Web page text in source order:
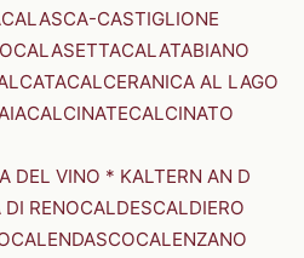
CALASCA-CASTIGLIONE
CALASETTACALATABIANO
CALCERANICA AL LAGO
CALCINATECALCINATO
DEL VINO * KALTERN AN D
DI RENOCALDESCALDIERO
CALENDASCOCALENZANO